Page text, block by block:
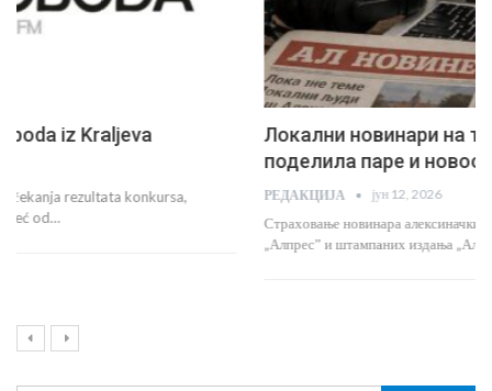
Локални новинари на тржишту рада, комисија
поделила паре и новоoснованим порталима
РЕДАКЦИЈА јун 12, 2026
Страховање новинара алексиначких медија, Радио Алексинца, портала
„Алпресˮ и штампаних издања „Ал новинеˮ и…